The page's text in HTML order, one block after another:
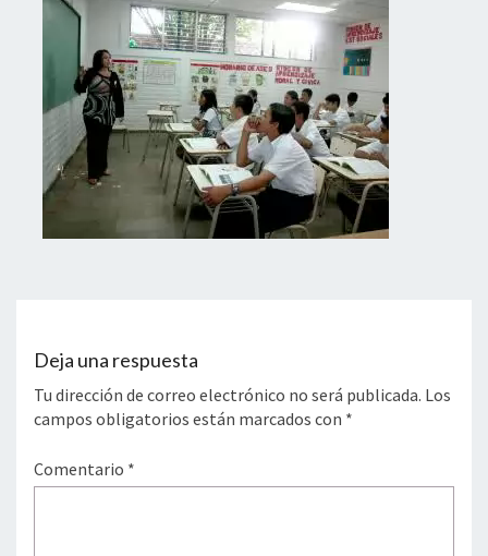
Deja una respuesta
Tu dirección de correo electrónico no será publicada. Los
campos obligatorios están marcados con *
Comentario *